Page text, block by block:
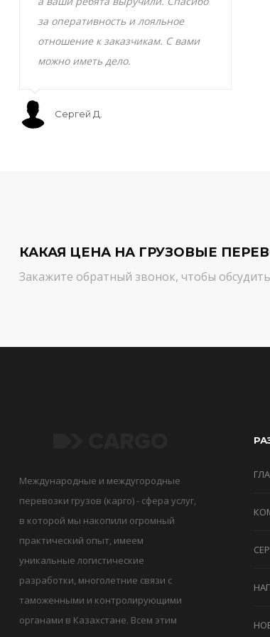
за оперативность и лояльное
отношение к заказчикам. С вами
можно иметь дело.
Сергей Д.
КАКАЯ ЦЕНА НА ГРУЗОВЫЕ
Закажите обратный звонок, чтобы
Международные и междугородные
перевозки грузов (карго) - сфера услуг,
в которой мы накопили огромный
практический опыт, имеем
уникальные логистические
разработки, многолетние связи с
таможенными и контролирующими
органами в Казахстане. Всем этим